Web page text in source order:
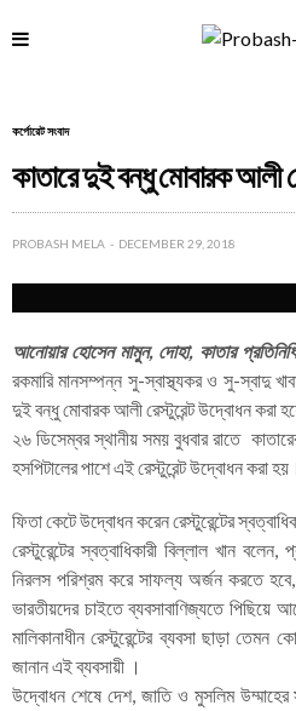
কর্পোরেট সংবাদ
কাতারে দুই বন্ধু মোবারক আলী
PROBASH MELA DECEMBER 29, 2018
আনোয়ার হোসেন মামুন, দোহা, কাতার
রকমারি মানসম্পন্ন সু-স্বাস্থ্যকর ও সু-স্বাদু
দুই বন্ধু মোবারক আলী রেস্টুরেন্ট উদ্বোধন করা
২৬ ডিসেম্বর স্থানীয় সময় বুধবার রাতে
হসপিটালের পাশে এই রেস্টুরেন্ট উদ্বোধন করা
ফিতা কেটে উদ্বোধন করেন রেস্টুরেন্টের
রেস্টুরেন্টের স্বত্বাধিকারী বিল্লাল খান
নিরলস পরিশ্রম করে সাফল্য অর্জন করতে হবে,
ভারতীয়দের চাইতে ব্যবসাবাণিজ্যতে পিছিয়ে
মালিকানাধীন রেস্টুরেন্টের ব্যবসা ছাড়া
জানান এই ব্যবসায়ী ।
উদ্বোধন শেষে দেশ, জাতি ও মুসলিম